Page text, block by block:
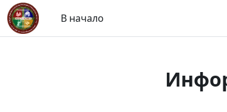
Перейти к основному содержанию
В начало